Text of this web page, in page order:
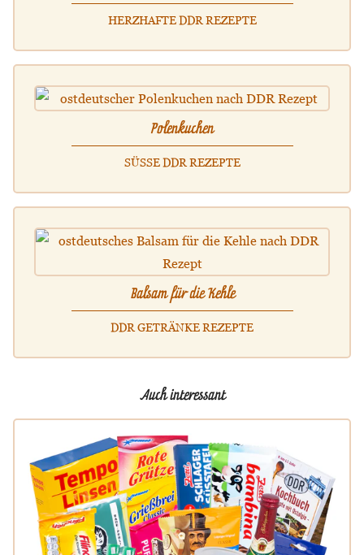
HERZHAFTE DDR REZEPTE
Polenkuchen
SÜSSE DDR REZEPTE
Balsam für die Kehle
DDR GETRÄNKE REZEPTE
Auch interessant